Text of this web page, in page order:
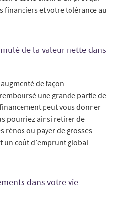
financiers et votre tolérance au
de la valeur nette dans
de façon
une grande partie de
peut vous donner
pourriez ainsi retirer de
rénos ou payer de grosses
un coût d’emprunt global
dans votre vie